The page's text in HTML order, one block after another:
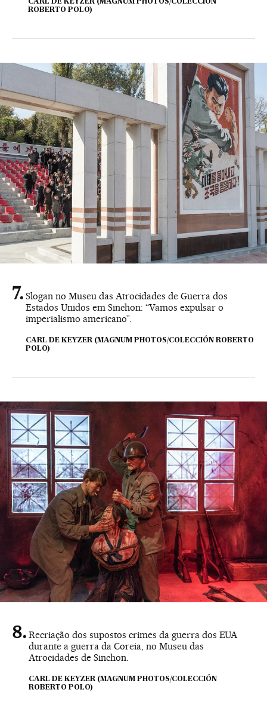
CARL DE KEYZER (MAGNUM PHOTOS/COLECCIÓN
ROBERTO POLO)
Slogan no Museu das Atrocidades de Guerra dos
Estados Unidos em Sinchon: “Vamos expulsar o
imperialismo americano”.
CARL DE KEYZER (MAGNUM PHOTOS/COLECCIÓN ROBERTO
POLO)
Recriação dos supostos crimes da guerra dos EUA
durante a guerra da Coreia, no Museu das
Atrocidades de Sinchon.
CARL DE KEYZER (MAGNUM PHOTOS/COLECCIÓN
ROBERTO POLO)